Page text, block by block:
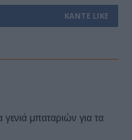
ΚΆΝΤΕ LIKE
μπαταριών για τα